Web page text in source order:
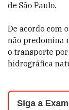
de São Paulo.
De acordo com
não predomina
o transporte
hidrográfica
Siga a